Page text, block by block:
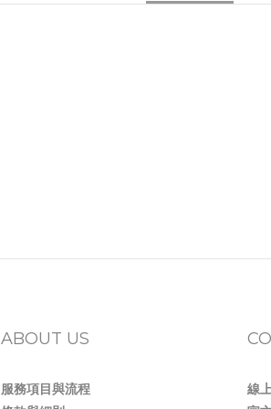
ABOUT US
服務項目與流程
線